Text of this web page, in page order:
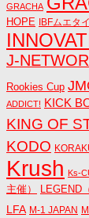
GRACHA
HOPE IBFムエタイ
J-
Rookies Cup
ADDICT! KICK
KING OF
KODO
Krush Ks-
主催）
LEGEND
LFA M-1 JAPAN